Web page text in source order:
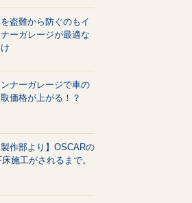
盗難から防ぐのもイ
ーガレージが最適な
ナーガレージで車の
価格が上がる！？
製作部より】OSCARの
床施工がされるまで。